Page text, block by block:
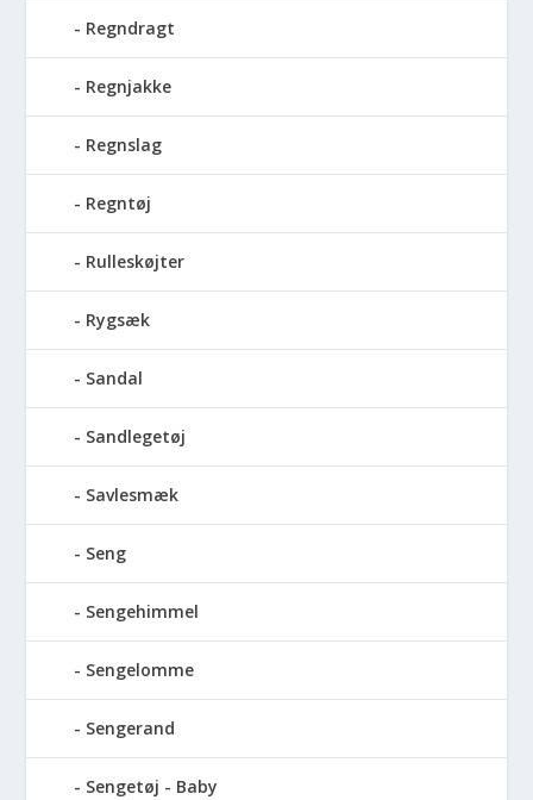
Regndragt
Regnjakke
Regnslag
Regntøj
Rulleskøjter
Rygsæk
Sandal
Sandlegetøj
Savlesmæk
Seng
Sengehimmel
Sengelomme
Sengerand
Sengetøj - Baby